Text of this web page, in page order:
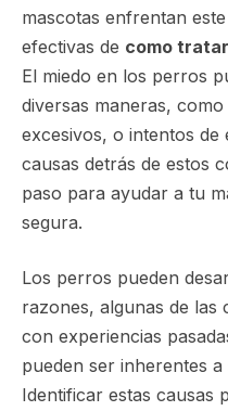
mascotas enfrentan
efectivas de como
El miedo en los perros
diversas maneras,
excesivos, o intentos de
causas detrás de estos
paso para ayudar a tu
segura.
Los perros pueden
razones, algunas de las
con experiencias
pueden ser inherentes
Identificar estas causas